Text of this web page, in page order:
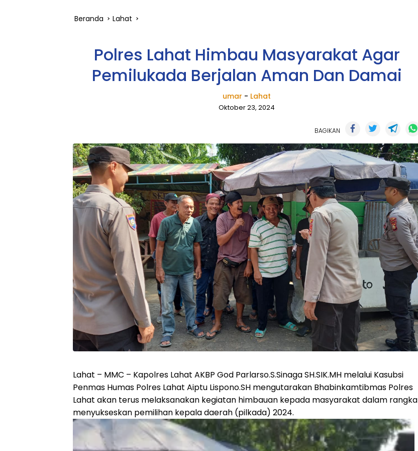
Beranda Lahat
Polres Lahat Himbau Masyarakat Agar
Pemilukada Berjalan Aman Dan Damai
umar - Lahat
Oktober 23, 2024
BAGIKAN
Lahat – MMC – Kapolres Lahat AKBP God Parlarso.S.Sinaga SH.SIK.MH melalui Kasubsi
Penmas Humas Polres Lahat Aiptu Lispono.SH mengutarakan Bhabinkamtibmas Polres
Lahat akan terus melaksanakan kegiatan himbauan kepada masyarakat dalam rangka
menyukseskan pemilihan kepala daerah (pilkada) 2024.